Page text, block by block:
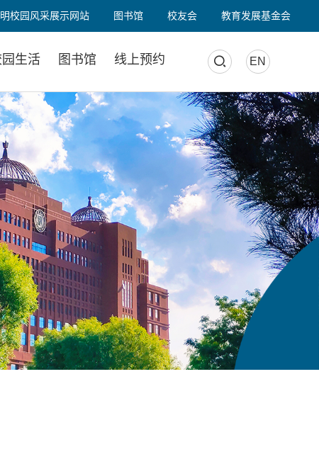
校园风采展示网站 图书馆 校友会 教育发展基金会
生活 图书馆 线上预约 EN